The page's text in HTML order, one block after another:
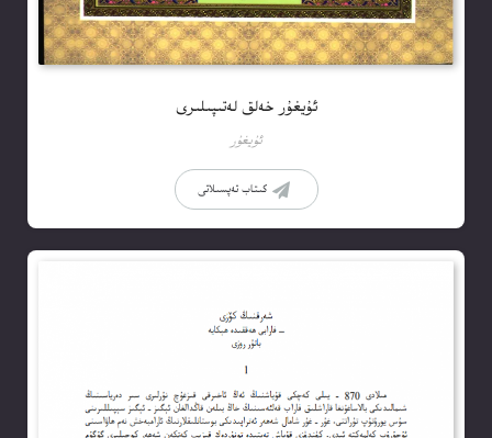
ئۇيغۇر خەلق لەتىپىلىرى
ئۇيغۇر
كىتاب تەپسىلاتى